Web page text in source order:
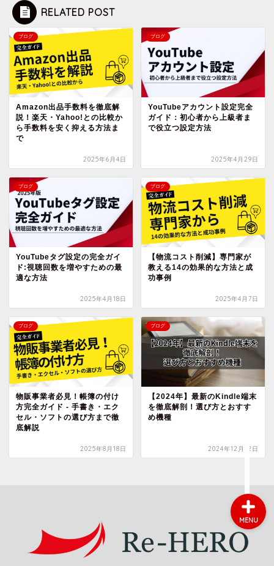
RELATED POST
ブログ
Amazon出品手数料を徹底解
説！楽天・Yahoo!との比較か
ら手数料を安く抑える方法ま
で
2025年6月4日
ブログ
YouTubeアカウント設定完全
ガイド：初心者から上級者ま
で役立つ設定方法
2025年4月29日
ブログ
YouTubeタグ設定の完全ガイ
ド:視聴回数を増やすための最
適な方法
2025年4月18日
ブログ
【物流コスト削減】専門家が
教える14の効果的な方法と成
功事例
2025年4月7日
ブログ
物販事業者必見！帳簿の付け
方完全ガイド - 手書き・エク
セル・ソフトの選び方まで徹
底解説
2025年8月18日
ブログ
【2024年】最新のKindle端末
を徹底解剖！選び方とおすす
め機種
2024年12月12日
MENU
会社概要
サービス
採用情報